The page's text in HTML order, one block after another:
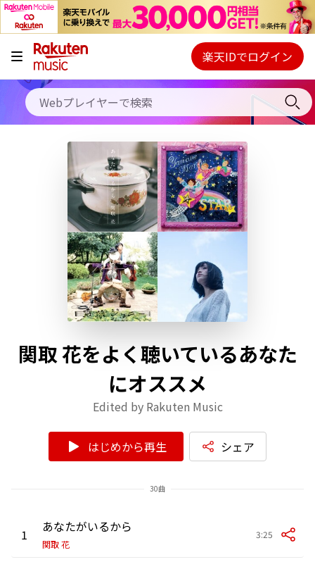
キャンペーン
料金プラン
使い方
初回30日間無料お試し
Webプレイヤー
ご契約内容の確認・変更
楽天IDでログイン
関取 花をよく聴いているあなた
にオススメ
Edited by Rakuten Music
はじめから再生 シェア
30曲
1 あなたがいるから
関取 花
3:25